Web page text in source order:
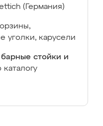
(Германия)
уголки, карусели
стойки и
каталогу